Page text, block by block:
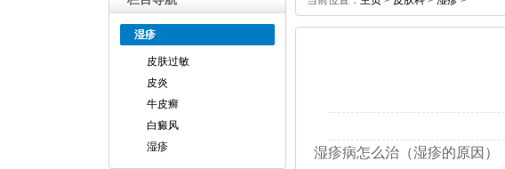
湿疹
皮肤过敏
皮炎
牛皮癣
白癜风
湿疹
湿疹病怎么治（湿疹的原因）